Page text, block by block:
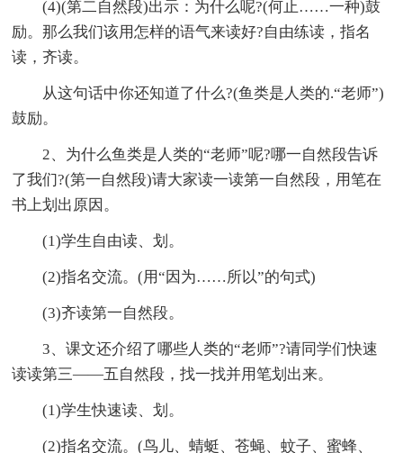
(4)(第二自然段)出示：为什么呢?(何止……一种)鼓
励。那么我们该用怎样的语气来读好?自由练读，指名
读，齐读。
从这句话中你还知道了什么?(鱼类是人类的.“老师”)
鼓励。
2、为什么鱼类是人类的“老师”呢?哪一自然段告诉
了我们?(第一自然段)请大家读一读第一自然段，用笔在
书上划出原因。
(1)学生自由读、划。
(2)指名交流。(用“因为……所以”的句式)
(3)齐读第一自然段。
3、课文还介绍了哪些人类的“老师”?请同学们快速
读读第三——五自然段，找一找并用笔划出来。
(1)学生快速读、划。
(2)指名交流。(鸟儿、蜻蜓、苍蝇、蚊子、蜜蜂、